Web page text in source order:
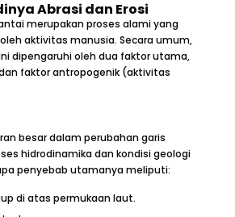
Abrasi dan Erosi
merupakan proses alami yang
aktivitas manusia. Secara umum,
dipengaruhi oleh dua faktor utama,
faktor antropogenik (aktivitas
besar dalam perubahan garis
hidrodinamika dan kondisi geologi
penyebab utamanya meliputi:
di atas permukaan laut.